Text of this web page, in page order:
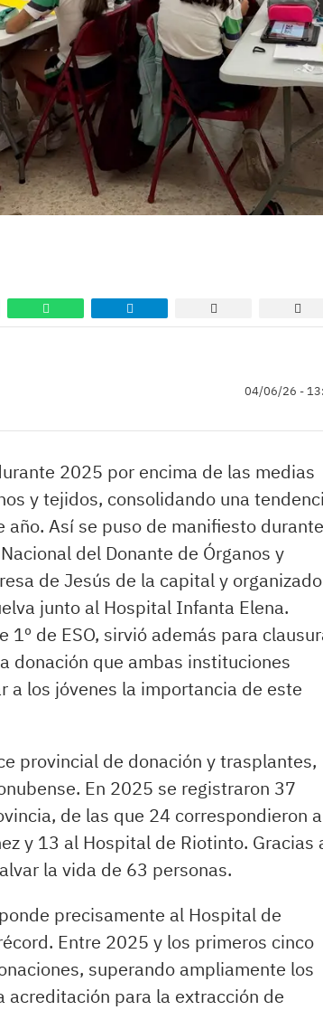
04/06/26 -
2025 por encima de las medias
y tejidos, consolidando una
Así se puso de manifiesto durante
del Donante de Órganos y
de Jesús de la capital y organizado
junto al Hospital Infanta Elena.
de ESO, sirvió además para
donación que ambas instituciones
a los jóvenes la importancia de este
provincial de donación y trasplantes,
En 2025 se registraron 37
de las que 24 correspondieron
y 13 al Hospital de Riotinto. Gracias
la vida de 63 personas.
precisamente al Hospital de
Entre 2025 y los primeros cinco
superando ampliamente los
acreditación para la extracción de